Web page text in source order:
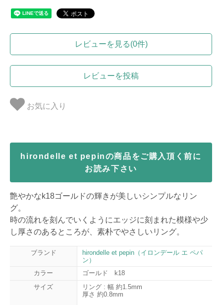
レビューを見る(0件)
レビューを投稿
お気に入り
hirondelle et pepinの商品をご購入頂く前に
お読み下さい
艶やかなk18ゴールドの輝きが美しいシンプルなリン
グ。
時の流れを刻んでいくようにエッジに刻まれた模様や少
し厚さのあるところが、素朴でやさしいリング。
ブランド
hirondelle et pepin（イロンデール エ ペパ
ン）
カラー
ゴールド k18
サイズ
リング : 幅 約1.5mm
厚さ 約0.8mm